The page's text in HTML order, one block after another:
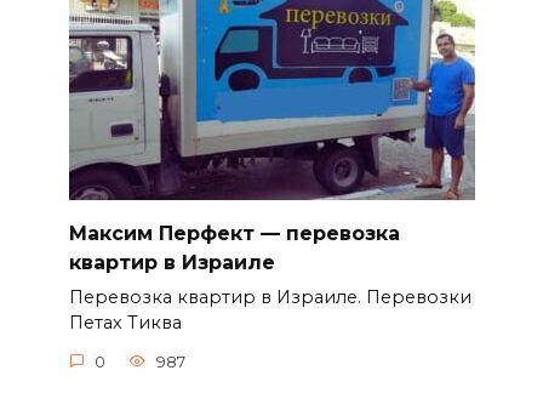
Максим Перфект — перевозка
квартир в Израиле
Перевозка квартир в Израиле. Перевозки
Петах Тиква
0 987